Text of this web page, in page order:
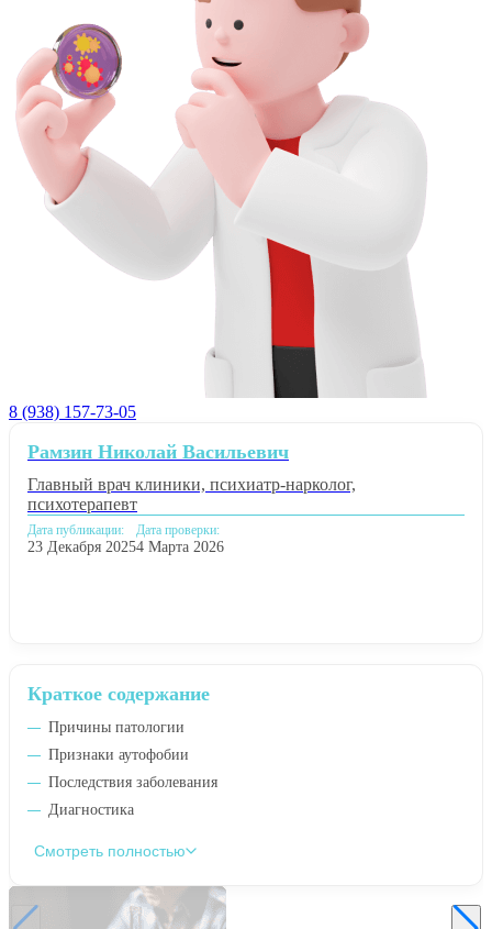
8 (938) 157-73-05
Краткое содержание
Причины патологии
Признаки аутофобии
Последствия заболевания
Диагностика
Смотреть полностью
Рамзин Николай Васильевич
Главный врач клиники, психиатр-нарколог,
психотерапевт
Дата публикации:
23 Декабря 2025
Дата проверки:
4 Марта 2026